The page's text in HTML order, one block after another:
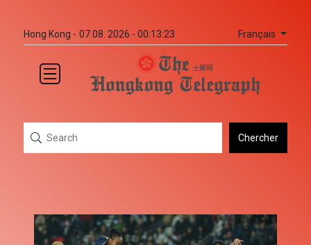
Hong Kong - 07.08. 2026 - 00:13:23 Français
Chercher